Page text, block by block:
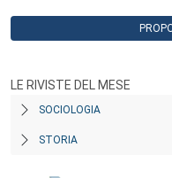
LE RIVISTE DEL MESE
SOCIOLOGIA
STORIA